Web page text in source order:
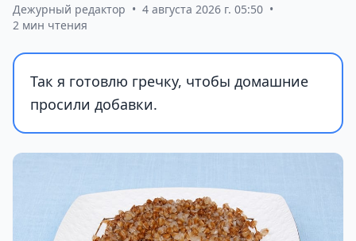
Дежурный редактор • 4 августа 2026 г. 05:50 •
2 мин чтения
Так я готовлю гречку, чтобы домашние
просили добавки.